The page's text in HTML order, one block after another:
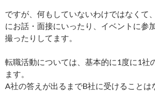
ですが、何もしていないわけではなくて
にお話・面接にいったり、イベントに参
撮ったりしてます。
転職活動については、基本的に1度に1社
ます。
A社の答えが出るまでB社に受けることは